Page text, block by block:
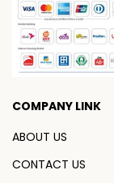
COMPANY LINK
ABOUT US
CONTACT US